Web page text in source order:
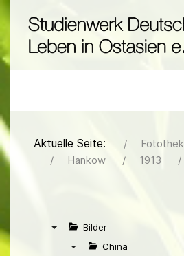
Aktuelle Seite: Fotothek
Hankow
1913
Bilder
China